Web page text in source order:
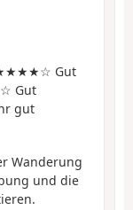
Gut
Gut
gut
Wanderung
und die